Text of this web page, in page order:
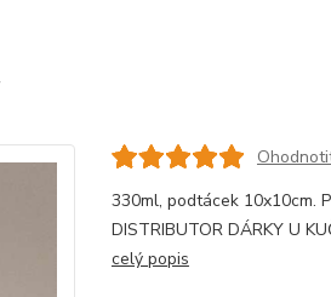
330ml, podtácek 10x10cm.
DISTRIBUTOR DÁRKY U
celý popis